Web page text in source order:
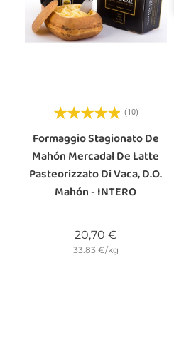
(10)
Formaggio Stagionato De
Mahón Mercadal De Latte
Pasteorizzato Di Vaca, D.O.
Mahón - INTERO
20,70 €Prezzo
33.83 €/kg